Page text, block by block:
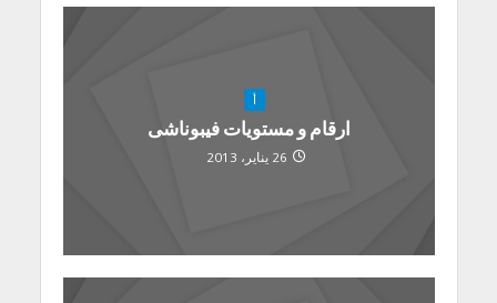
أ
ارقام و مستويات فيبوناشى
26 يناير، 2013